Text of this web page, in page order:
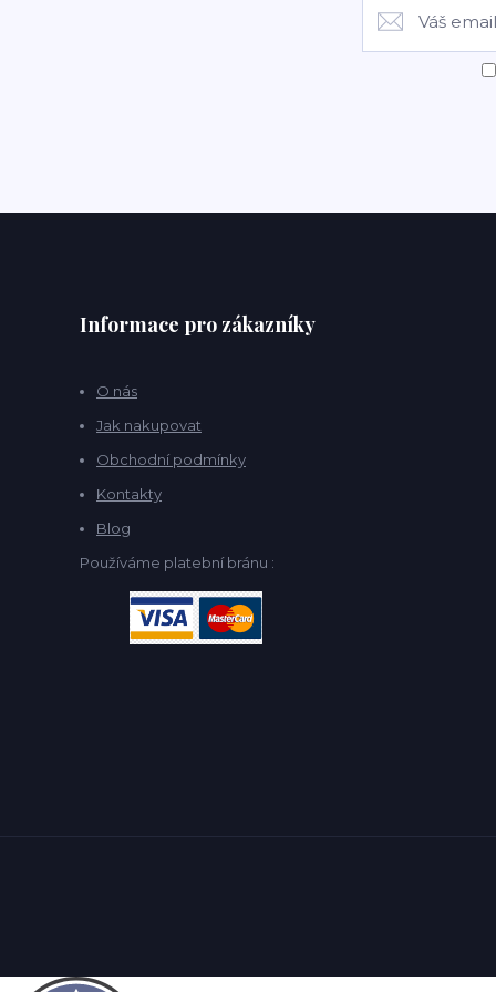
Informace pro zákazníky
O nás
Jak nakupovat
Obchodní podmínky
Kontakty
Blog
Používáme platební bránu :